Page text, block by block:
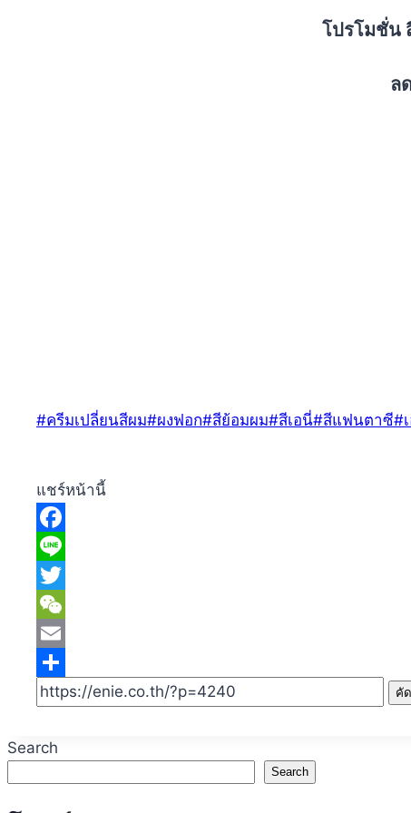
โปรโมชั่น
ล
Post
#ครีมเปลี่ยนสีผม#ผงฟอก#สีย้อมผม#สีเอนี่#สีแฟนตาซี#
แชร์หน้านี้
Facebook
Line
Twitter
WeChat
Email
Share
คั
Search
Search